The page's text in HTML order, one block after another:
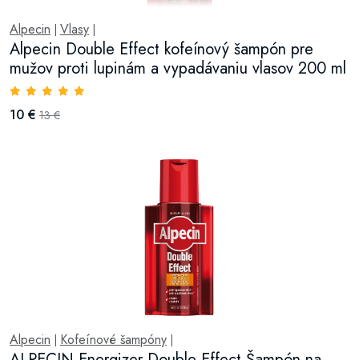
Alpecin Vlasy
Alpecin Double Effect kofeínový šampón pre
mužov proti lupinám a vypadávaniu vlasov 200 ml
10 € 13 €
Alpecin Kofeínové šampóny